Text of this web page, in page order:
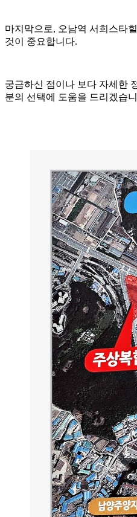
마지막으로, 오남역 서희스타
것이 중요합니다.
궁금하신 점이나 보다 자세한
분의 선택에 도움을 드리겠습